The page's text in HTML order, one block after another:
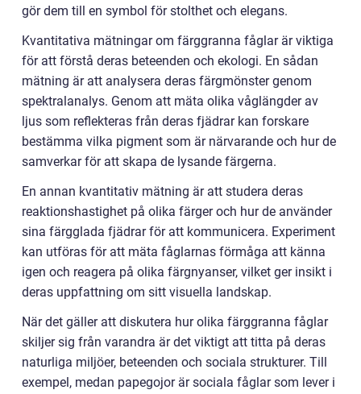
gör dem till en symbol för stolthet och elegans.
Kvantitativa mätningar om färggranna fåglar är viktiga
för att förstå deras beteenden och ekologi. En sådan
mätning är att analysera deras färgmönster genom
spektralanalys. Genom att mäta olika våglängder av
ljus som reflekteras från deras fjädrar kan forskare
bestämma vilka pigment som är närvarande och hur de
samverkar för att skapa de lysande färgerna.
En annan kvantitativ mätning är att studera deras
reaktionshastighet på olika färger och hur de använder
sina färgglada fjädrar för att kommunicera. Experiment
kan utföras för att mäta fåglarnas förmåga att känna
igen och reagera på olika färgnyanser, vilket ger insikt i
deras uppfattning om sitt visuella landskap.
När det gäller att diskutera hur olika färggranna fåglar
skiljer sig från varandra är det viktigt att titta på deras
naturliga miljöer, beteenden och sociala strukturer. Till
exempel, medan papegojor är sociala fåglar som lever i